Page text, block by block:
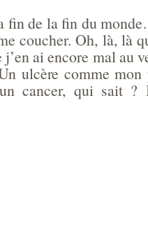
fin de la fin du
coucher. Oh, là, là
j’en ai encore mal au
ulcère comme mon
cancer, qui sait